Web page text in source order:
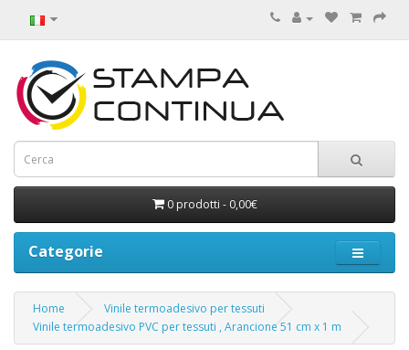
0 prodotti - 0,00€
Categorie
Home
Vinile termoadesivo per tessuti
Vinile termoadesivo PVC per tessuti , Arancione 51 cm x 1 m